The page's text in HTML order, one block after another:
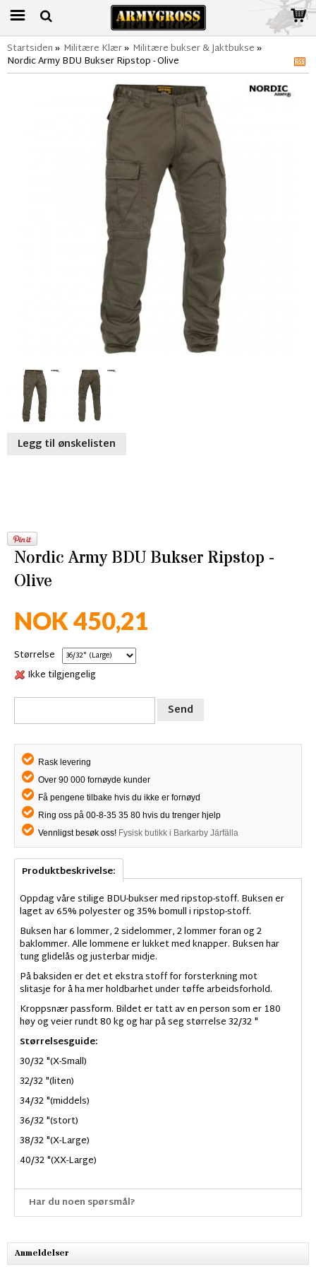
Startsiden» Militære Klær» Militære bukser & Jaktbukse»
Nordic Army BDU Bukser Ripstop - Olive
Legg til ønskelisten
Nordic Army BDU Bukser Ripstop -
Olive
NOK 450,21
Størrelse
Ikke tilgjengelig
Send
Rask levering
Over 90 000 fornøyde kunder
Få pengene tilbake hvis du ikke er fornøyd
Ring oss på 00-8-35 35 80 hvis du trenger hjelp
Vennligst besøk oss! Fysisk butikk i Barkarby Järfälla
Produktbeskrivelse:
Oppdag våre stilige BDU-bukser med ripstop-stoff. Buksen er
laget av 65% polyester og 35% bomull i ripstop-stoff.
Buksen har 6 lommer, 2 sidelommer, 2 lommer foran og 2
baklommer. Alle lommene er lukket med knapper. Buksen har
tung glidelås og justerbar midje.
På baksiden er det et ekstra stoff for forsterkning mot
slitasje for å ha mer holdbarhet under tøffe arbeidsforhold.
Kroppsnær passform. Bildet er tatt av en person som er 180
høy og veier rundt 80 kg og har på seg størrelse 32/32 "
Størrelsesguide:
30/32 "(X-Small)
32/32 "(liten)
34/32 "(middels)
36/32 "(stort)
38/32 "(X-Large)
40/32 "(XX-Large)
Har du noen spørsmål?
Anmeldelser